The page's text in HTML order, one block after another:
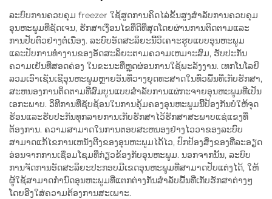
ລະບົບການຄວບຄຸມ freezer ໃຊ້ສູດການຄິດໄລ່ຂັ້ນສູງສໍາລັບການຄວບຄຸມ
ອຸນຫະພູມທີ່ຊັດເຈນ, ຮັກສາເງື່ອນໄຂທີ່ດີທີ່ສຸດໂດຍຜ່ານການຕິດຕາມແລະ
ການປັບຕົວຢ່າງຕໍ່ເນື່ອງ. ລະບົບອັດສະລິຍະນີ້ວິເຄາະຮູບແບບອຸນຫະພູມ
ແລະປັບການທໍາງານຂອງອັດສະລິຍະຕາມຄວາມເຫມາະສົມ, ຮັບປະກັນ
ຄວາມເຢັນທີ່ສອດຄ່ອງ ໃນຂະນະທີ່ຫຼຸດຜ່ອນການໃຊ້ພະລັງງານ. ເທກໂນໂລຍີ
ລວມເອົາເຊັນເຊີອຸນຫະພູມຫຼາຍອັນທີ່ວາງຍຸດທະສາດໃນທົ່ວພື້ນທີ່ເກັບຮັກສາ,
ສະຫນອງການຕິດຕາມທີ່ສົມບູນແບບສໍາລັບການແຜ່ກະຈາຍອຸນຫະພູມທີ່ເປັນ
ເອກະພາບ. ວິທີການທີ່ຊັບຊ້ອນໃນການຄຸ້ມຄອງອຸນຫະພູມນີ້ປ້ອງກັນບໍ່ໃຫ້ຈຸດ
ຮ້ອນແລະຮັບປະກັນທຸກລາຍການເກັບຮັກສາໄວ້ຮັກສາສະພາບແຊ່ແຂງທີ່
ຕ້ອງການ. ຄວາມສາມາດໃນການຕອບສະຫນອງຢ່າງໄວວາຂອງລະບົບ
ສາມາດແກ້ໄຂການເຫນັງຕີງຂອງອຸນຫະພູມໄດ້ໄວ, ປົກປ້ອງສິ່ງຂອງທີ່ລະອຽດ
ອ່ອນຈາກການເຊື່ອມໂຊມທີ່ກ່ຽວຂ້ອງກັບອຸນຫະພູມ. ນອກຈາກນັ້ນ, ລະບົບ
ການຈັດການອັດສະລິຍະປະກອບມີເຂດອຸນຫະພູມທີ່ສາມາດປັບແຕ່ງໄດ້, ໃຫ້
ຜູ້ໃຊ້ສາມາດກໍານົດອຸນຫະພູມທີ່ແຕກຕ່າງກັນສໍາລັບພື້ນທີ່ເກັບຮັກສາຕ່າງໆ
ໂດຍອີງໃສ່ຄວາມຕ້ອງການສະເພາະ.